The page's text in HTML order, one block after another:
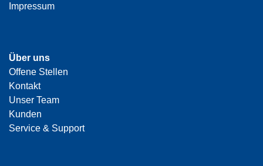
Impressum
Über uns
Offene Stellen
Kontakt
Unser Team
Kunden
Service & Support